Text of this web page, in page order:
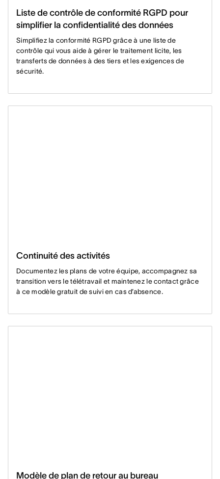
Liste de contrôle de conformité RGPD pour
simplifier la confidentialité des données
Simplifiez la conformité RGPD grâce à une liste de
contrôle qui vous aide à gérer le traitement licite, les
transferts de données à des tiers et les exigences de
sécurité.
Continuité des activités
Documentez les plans de votre équipe, accompagnez sa
transition vers le télétravail et maintenez le contact grâce
à ce modèle gratuit de suivi en cas d’absence.
Modèle de plan de retour au bureau